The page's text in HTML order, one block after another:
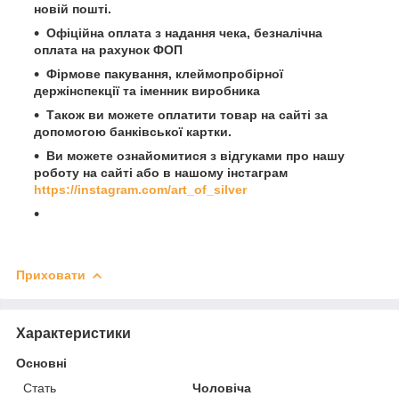
новій пошті.
Офіційна оплата з надання чека, безналічна
оплата на рахунок ФОП
Фірмове пакування, клеймопробірної
держінспекції та іменник виробника
Також ви можете оплатити товар на сайті за
допомогою банківської картки.
Ви можете ознайомитися з відгуками про нашу
роботу на сайті або в нашому інстаграм
https://instagram.com/art_of_silver
Приховати
Характеристики
Основні
Стать
Чоловіча